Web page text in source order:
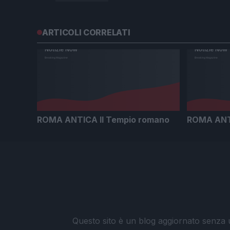
ARTICOLI CORRELATI
ROMA ANTICA Il Tempio romano ROMA
Questo sito è un blog aggiornato